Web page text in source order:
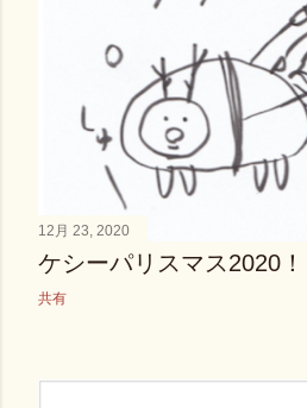
12月 23, 2020
ケシーパリスマス2020！
共有